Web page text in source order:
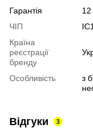
Гарантія
12
ЧІП
Країна
реєстрації
бренду
Особливість
з
Відгуки 3